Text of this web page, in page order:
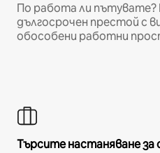
По работа ли
дългосрочен престой с
обособени работни
Търсите настаняване за